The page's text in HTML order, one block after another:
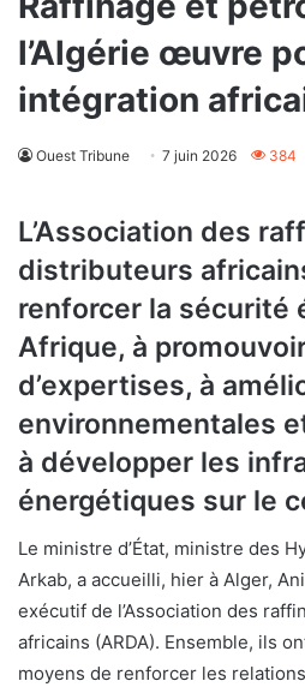
l’Algérie œuvre
intégration
Ouest Tribune 7 juin 2026 384
L’Association des
distributeurs
renforcer la sécurité
Afrique, à
d’expertises, à
environnementales
à développer les
énergétiques sur le
Le ministre d’État, ministre des
Arkab, a accueilli, hier à Alger,
exécutif de l’Association des
africains (ARDA). Ensemble, ils
moyens de renforcer les